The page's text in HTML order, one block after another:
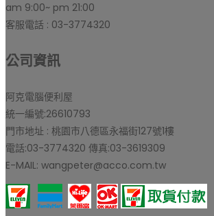
am 9:00~ pm 21:00
客服電話 : 03-3774320
公司資訊
阿克電腦便利屋
統一編號:26610793
門市地址 : 桃園市八德區永福街127號1樓
電話:03-3774320 傳真:03-3619309
E-MAIL: wangpeter@acco.com.tw